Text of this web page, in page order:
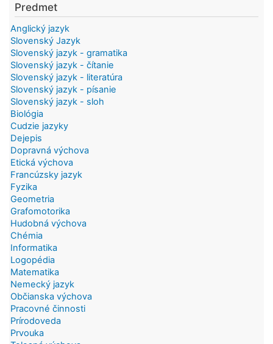
Predmet
Anglický jazyk
Slovenský Jazyk
Slovenský jazyk - gramatika
Slovenský jazyk - čítanie
Slovenský jazyk - literatúra
Slovenský jazyk - písanie
Slovenský jazyk - sloh
Biológia
Cudzie jazyky
Dejepis
Dopravná výchova
Etická výchova
Francúzsky jazyk
Fyzika
Geometria
Grafomotorika
Hudobná výchova
Chémia
Informatika
Logopédia
Matematika
Nemecký jazyk
Občianska výchova
Pracovné činnosti
Prírodoveda
Prvouka